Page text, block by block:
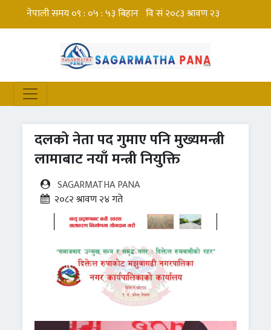
दलको नेता पद गुमाए पनि मुख्यमन्त्री
लामाबाट नयाँ मन्त्री नियुक्ति
SAGARMATHA PANA
२०८२ श्रावण २४ गते